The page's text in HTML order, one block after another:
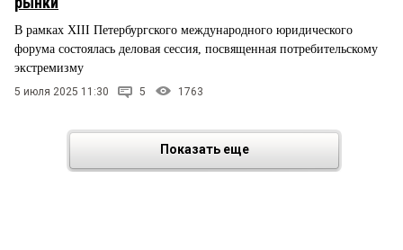
В рамках XIII Петербургского международного юридического
форума состоялась деловая сессия, посвященная потребительскому
экстремизму
5 июля 2025 11:30 5 1763
Показать еще